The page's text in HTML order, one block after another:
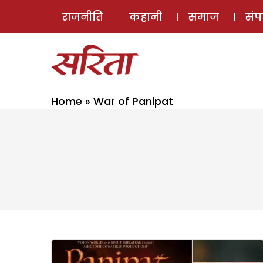
राजनीति कहानी समाज
Home » War of Panipat